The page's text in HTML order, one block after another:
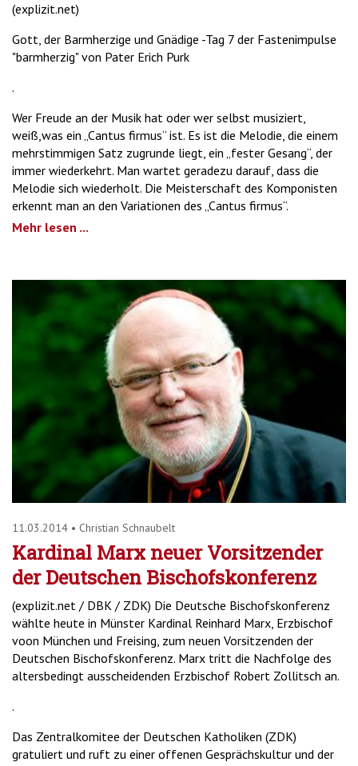
(explizit.net)
Gott, der Barmherzige und Gnädige -Tag 7 der Fastenimpulse
"barmherzig" von Pater Erich Purk
.
Wer Freude an der Musik hat oder wer selbst musiziert,
weiß,was ein „Cantus firmus“ ist. Es ist die Melodie, die einem
mehrstimmigen Satz zugrunde liegt, ein „fester Gesang“, der
immer wiederkehrt. Man wartet geradezu darauf, dass die
Melodie sich wiederholt. Die Meisterschaft des Komponisten
erkennt man an den Variationen des „Cantus firmus“.
Mehr lesen ...
11.03.2014 • Christian Schnaubelt
Kardinal Marx neuer Vorsitzender
der Deutschen Bischofskonferenz
(explizit.net / DBK / ZDK) Die Deutsche Bischofskonferenz
wählte heute in Münster Kardinal Reinhard Marx, Erzbischof
voon München und Freising, zum neuen Vorsitzenden der
Deutschen Bischofskonferenz. Marx tritt die Nachfolge des
altersbedingt ausscheidenden Erzbischof Robert Zollitsch an.
.
Das Zentralkomitee der Deutschen Katholiken (ZDK)
gratuliert und ruft zu einer offenen Gesprächskultur und der